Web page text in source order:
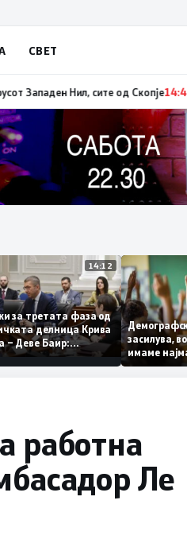
СВЕТ
транспортирано во Македонија
14:12
за третата фаза од
делница Крива
– Деве Баир:
нема да заврши на
тунел во слепа
имаме
работна
Ле